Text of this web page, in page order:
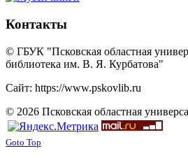
Контакты
© ГБУК "Псковская областная
библиотека им. В. Я. Курбатова"
Сайт: https://www.pskovlib.ru
© 2026 Псковская областная
Goto Top